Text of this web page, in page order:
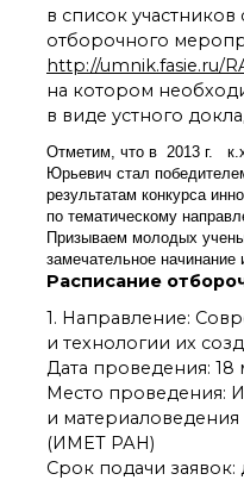
Электронная
микроскопия
Награды сотрудников
ИОХ РАН
Мероприятия
Конференции
Журналы
Национальные
проекты России
Разработки
Крупный научный
проект
по приоритетным
направлениям НТР РФ
Аспирантура
Защита диссертаций
в список
отборочного
http://umnik.fasie.ru/
на котором
в виде устного
Отметим, что в 2013 г.
Юрьевич стал
результатам конкурса
по тематическому
Призываем молодых
замечательное начинание
Расписание
1. Направление:
и технологии их
Дата проведения: 18
Место проведения:
и
(ИМЕТ РАН)
Срок подачи заявок: